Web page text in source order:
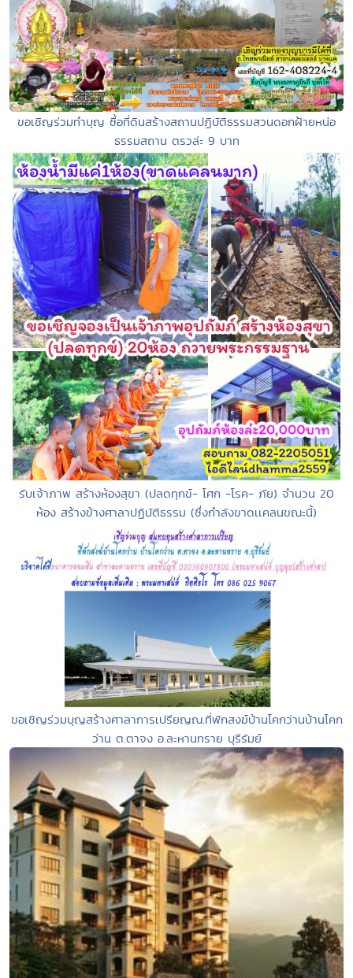
ขอเชิญร่วมทำบุญ ซื้อที่ดินสร้างสถานปฏิบัติธรรมสวนดอกฝ้ายหน่อ
ธรรมสถาน ตรวล่ะ 9 บาท
รับเจ้าภาพ สร้างห้องสุขา (ปลดทุกข์- โศก -โรค- ภัย) จำนวน 20
ห้อง สร้างข้างศาลาปฏิบัติธรรม (ซึ่งกำลังขาดเเคลนขณะนี้)
ขอเชิญร่วมบุญสร้างศาลาการเปรียญณ.ที่พักสงฆ์บ้านโคกว่านบ้านโคก
ว่าน ต.ตาจง อ.ละหานทราย บุรีรัมย์